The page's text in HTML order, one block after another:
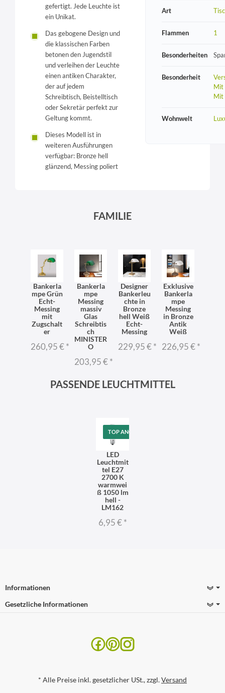
gefertigt. Jede Leuchte ist
ein Unikat.
Das gebogene Design und
die klassischen Farben
betonen den Jugendstil
und verleihen der Leuchte
einen antiken Charakter,
der auf jedem
Schreibtisch, Beistelltisch
oder Sekretär perfekt zur
Geltung kommt.
Dieses Modell ist in
weiteren Ausführungen
verfügbar: Bronze hell
glänzend, Messing poliert
Art
Flammen 1
Besonderheiten
Besonderheit
Mit
Mit
Wohnwelt
FAMILIE
Bankerla
mpe Grün
Echt-
Messing
mit
Zugschalt
er
260,95 €*
Bankerla
mpe
Messing
massiv
Glas
Schreibtis
ch
MINISTER
O
203,95 €*
Designer
Bankerleu
chte in
Bronze
hell Weiß
Echt-
Messing
229,95 €*
Exklusive
Bankerla
mpe
Messing
in Bronze
Antik
Weiß
226,95 €*
PASSENDE LEUCHTMITTEL
TOP ANGEBOT
LED
Leuchtmit
tel E27
2700 K
warmwei
ß 1050 lm
hell -
LM162
6,95 €*
Informationen
Gesetzliche Informationen
* Alle Preise inkl. gesetzlicher USt., zzgl.Versand